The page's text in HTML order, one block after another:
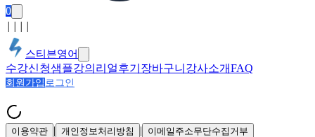
0
스티븐영어
수강신청샘플강의 리얼후기 장바구니 강사소개FAQ
회원가입 로그인
이용약관 | 개인정보처리방침 | 이메일주소무단수집거부